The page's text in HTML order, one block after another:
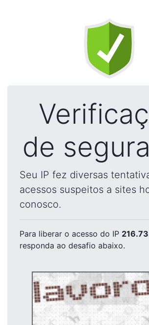
de
Seu IP fez diversas
acessos suspeitos a sites
conosco.
Para liberar o acesso do IP
responda ao desafio abaixo.